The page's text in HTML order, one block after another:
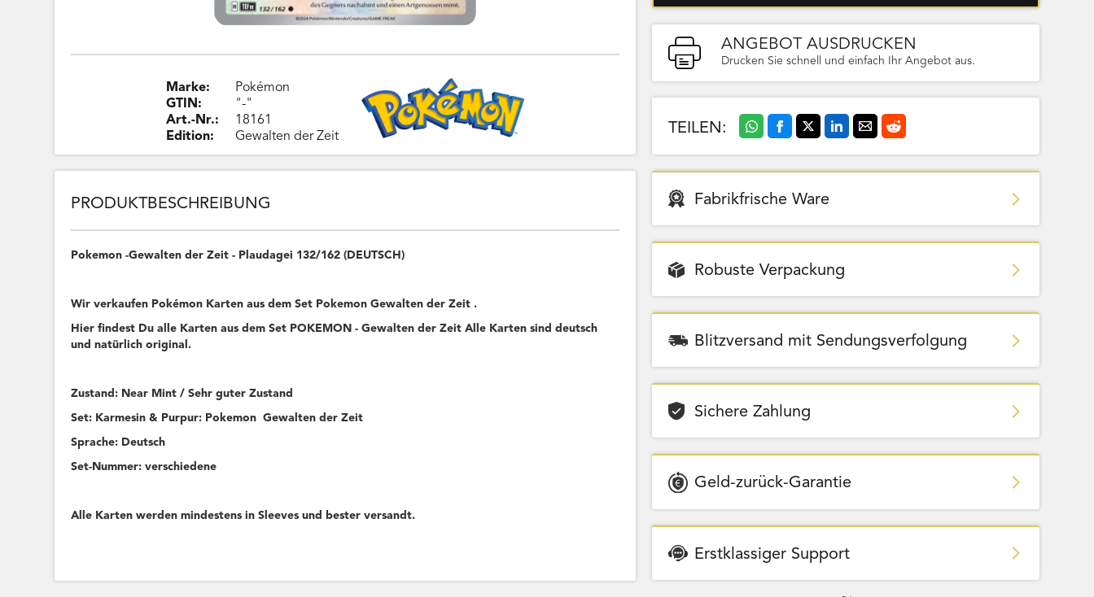
Marke:
GTIN:
Art.-Nr.:
Edition:
Pokémon
"-"
18161
Gewalten der Zeit
ANGEBOT AUSDRUCKEN
Drucken Sie schnell und einfach Ihr Angebot aus.
TEILEN:
PRODUKTBESCHREIBUNG
Pokemon -Gewalten der Zeit - Plaudagei 132/162 (DEUTSCH)
Wir verkaufen Pokémon Karten aus dem Set Pokemon Gewalten der Zeit .
Hier findest Du alle Karten aus dem Set POKEMON - Gewalten der Zeit Alle Karten sind deutsch
und natürlich original.
Zustand: Near Mint / Sehr guter Zustand
Set: Karmesin & Purpur: Pokemon Gewalten der Zeit
Sprache: Deutsch
Set-Nummer: verschiedene
Alle Karten werden mindestens in Sleeves und bester versandt.
Fabrikfrische Ware
Robuste Verpackung
Blitzversand mit Sendungsverfolgung
Sichere Zahlung
Geld-zurück-Garantie
Erstklassiger Support